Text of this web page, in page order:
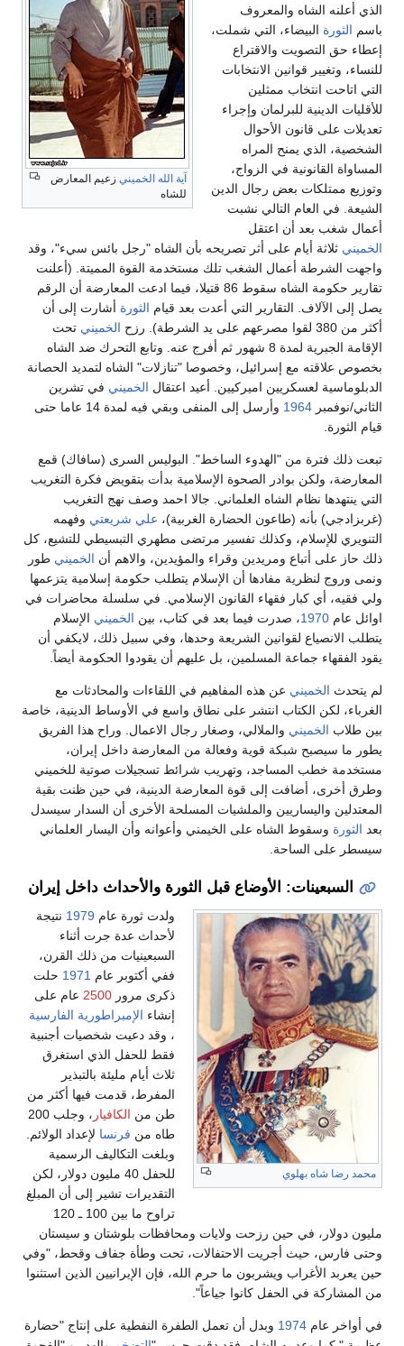
آية الله الخميني زعيم المعارض
للشاه
الذي أعلنه الشاه والمعروف
باسم الثورة البيضاء، التي شملت،
إعطاء حق التصويت والاقتراع
للنساء، وتغيير قوانين الانتخابات
التي اتاحت انتخاب ممثلين
للأقليات الدينية للبرلمان وإجراء
تعديلات على قانون الأحوال
الشخصية، الذي يمنح المراه
المساواة القانونية في الزواج،
وتوزيع ممتلكات بعض رجال الدين
الشيعة. في العام التالي نشبت
أعمال شغب بعد أن اعتقل
الخميني ثلاثة أيام على أثر تصريحه بأن الشاه "رجل بائس سيء"، وقد
واجهت الشرطة أعمال الشغب تلك مستخدمة القوة المميتة. (أعلنت
تقارير حكومة الشاه سقوط 86 قتيلا، فيما ادعت المعارضة أن الرقم
يصل إلى الآلاف. التقارير التي أعدت بعد قيام الثورة أشارت إلى أن
أكثر من 380 لقوا مصرعهم على يد الشرطة). رزح
الخميني تحت
الإقامة الجبرية لمدة 8 شهور ثم أفرج عنه. وتابع التحرك ضد الشاه
بخصوص علاقته مع إسرائيل، وخصوصا "تنازلات" الشاه لتمديد الحصانة
الدبلوماسية لعسكريين اميركيين. أعيد اعتقال الخميني في تشرين
الثاني/نوفمبر 1964
وأرسل إلى المنفى وبقي فيه لمدة 14 عاما حتى
قيام الثورة.
تبعت ذلك فترة من "الهدوء الساخط". البوليس السرى (سافاك) قمع
المعارضة، ولكن بوادر الصحوة الإسلامية بدأت بتقويض فكرة التغريب
التي ينتهدها نظام الشاه العلماني. جالا احمد وصف نهج التغريب
(غربزادجي) بأنه (طاعون الحضارة الغربية)، علي شريعتي وفهمه
التنويري للإسلام، وكذلك تفسير مرتضى مطهري التبسيطي للتشيع، كل
ذلك حاز على أتباع ومريدين وقراء والمؤيدين، والاهم أن الخميني طور
ونمى وروج لنظرية مفادها أن الإسلام يتطلب حكومة إسلامية يتزعمها
ولي فقيه، أي كبار فقهاء القانون الإسلامي. في سلسلة محاضرات في
اوائل عام 1970، صدرت فيما بعد في كتاب، بين الخميني الإسلام
يتطلب الانصياع لقوانين الشريعة وحدها، وفي سبيل ذلك، لايكفي أن
يقود الفقهاء جماعة المسلمين، بل عليهم أن يقودوا الحكومة أيضاً.
لم يتحدث الخميني عن هذه المفاهيم في اللقاءات والمحادثات مع
الغرباء، لكن الكتاب انتشر على نطاق واسع في الأوساط الدينية، خاصة
بين طلاب الخميني والملالي، وصغار رجال الاعمال. وراح هذا الفريق
يطور ما سيصبح شبكة قوية وفعالة من المعارضة داخل إيران،
مستخدمة خطب المساجد، وتهريب شرائط تسجيلات صوتية للخميني
وطرق أخرى، أضافت إلى قوة المعارضة الدينية، في حين ظنت بقية
المعتدلين واليساريين والملشيات المسلحة الأخرى أن السدار سيسدل
بعد الثورة وسقوط الشاه على الخيمني وأعوانه وأن اليسار العلماني
سيسطر على الساحة.
السبعينات: الأوضاع قبل الثورة والأحداث داخل إيران
محمد رضا شاه بهلوي
ولدت ثورة عام 1979 نتيجة
لأحداث عدة جرت أثناء
السبعينيات من ذلك القرن،
ففي أكتوبر عام 1971 حلت
ذكرى مرور 2500 عام على
إنشاء الإمبراطورية الفارسية
، وقد دعيت شخصيات أجنبية
فقط للحفل الذي استغرق
ثلاث أيام مليئة بالتبذير
المفرط، قدمت فيها أكثر من
طن من الكافيار
، وجلب 200
طاه من فرنسا لإعداد الولائم.
وبلغت التكاليف الرسمية
للحفل 40 مليون دولار، لكن
التقديرات تشير إلى أن المبلغ
تراوح ما بين 100 ـ 120
مليون دولار، في حين رزحت ولايات ومحافظات بلوشتان و سيستان
وحتى فارس، حيث أجريت الاحتفالات، تحت وطأة جفاف وقحط، "وفي
حين يعربد الأغراب ويشربون ما حرم الله، فإن الإيرانيين الذين استثنوا
من المشاركة في الحفل كانوا جياعاً".
في أواخر عام 1974 وبدل أن تعمل الطفرة النفطية على إنتاج "حضارة